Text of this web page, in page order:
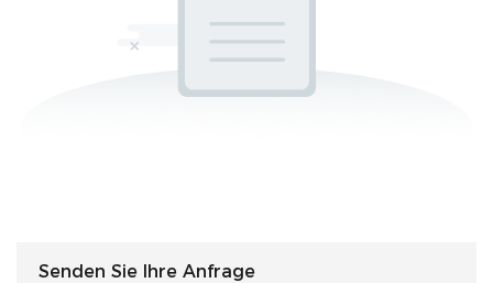
Senden Sie Ihre Anfrage